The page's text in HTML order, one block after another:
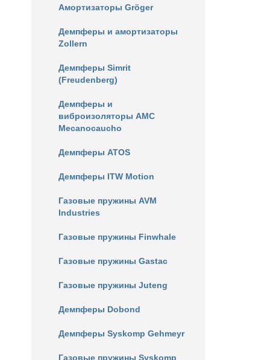
Амортизаторы Gröger
Демпферы и амортизаторы
Zollern
Демпферы Simrit
(Freudenberg)
Демпферы и
виброизоляторы AMC
Mecanocaucho
Демпферы ATOS
Демпферы ITW Motion
Газовые пружины AVM
Industries
Газовые пружины Finwhale
Газовые пружины Gastac
Газовые пружины Juteng
Демпферы Dobond
Демпферы Syskomp Gehmeyr
Газовые пружины Syskomp